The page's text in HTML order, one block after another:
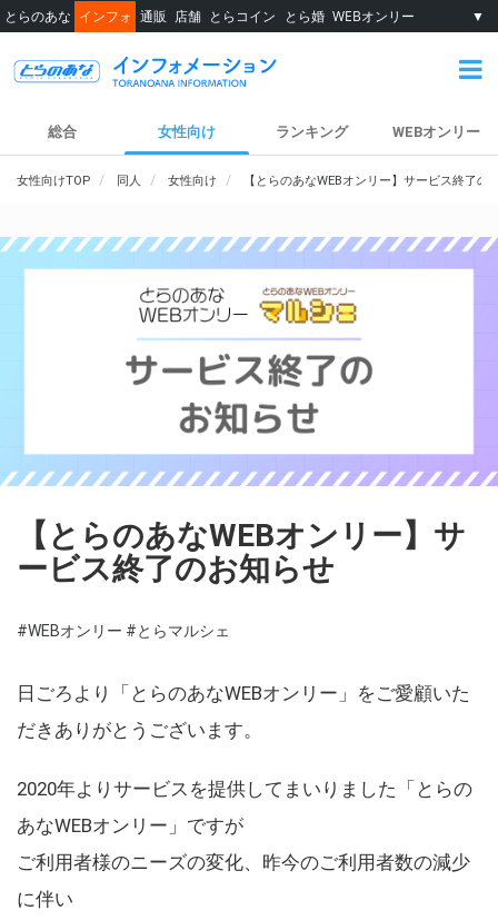
とらのあな インフォ 通販 店舗 とらコイン とら婚 WEBオンリー ▼
総合 女性向け ランキング WEBオンリー
女性向けTOP 同人 女性向け 【とらのあなWEBオンリー】サービス終了の
【とらのあなWEBオンリー】サ
ービス終了のお知らせ
#WEBオンリー #とらマルシェ
日ごろより「とらのあなWEBオンリー」をご愛顧いた
だきありがとうございます。
2020年よりサービスを提供してまいりました「とらの
あなWEBオンリー」ですが
ご利用者様のニーズの変化、昨今のご利用者数の減少
に伴い